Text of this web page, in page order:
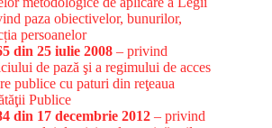
paza obiectivelor, bunurilor,
persoanelor
din 25 iulie 2008 – privind
de pază şi a regimului de acces
publice cu paturi din reţeaua
Publice
din 17 decembrie 2012 – privind